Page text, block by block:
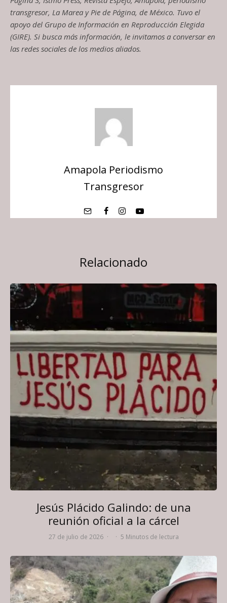
transgresor, La Marea y Pie de Página, de México. Tuvo el
apoyo del Grupo de Información en Reproducción Elegida
(GIRE). Si busca más información, le invitamos a conversar en
las redes sociales de los medios aliados.
Amapola Periodismo
Transgresor
Relacionado
Jesús Plácido Galindo: de una
reunión oficial a la cárcel
27 de julio de 2026 · · 5 Minutos de lectura